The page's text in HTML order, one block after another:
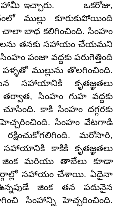
హామీ ఇచ్చారు. ఒకరోజు,
ముల్లు కూరుకుపోయింది
బాధ కలిగించింది. సింహం
తనకు సహాయం చేయమని
పంజా వద్దకు పరుగెత్తింది
ముల్లును తొలగించింది.
సహాయానికి కృతజ్ఞతలు
సింహం గుహ వద్దకు
కాకి సింహం దగ్గరకు
హెచ్చరించింది. సింహం వేటగాడి
మరోసారి,
కాకికి కృతజ్ఞతలు
జింక మరియు తాబేలు కూడా
సహాయం చేశాయి. ఏదైనా
జింక తన పదునైన
సింహాన్ని హెచ్చరించింది.